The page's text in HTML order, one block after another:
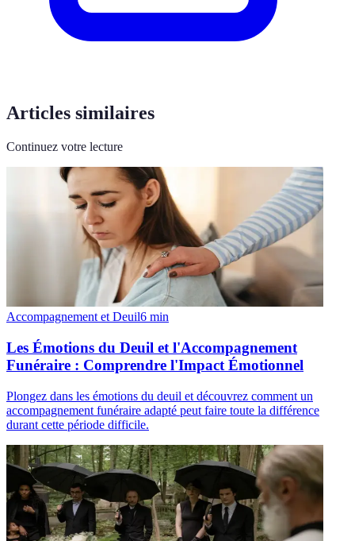
Articles similaires
Continuez votre lecture
Accompagnement et Deuil6 min
Les Émotions du Deuil et l'Accompagnement
Funéraire : Comprendre l'Impact Émotionnel
Plongez dans les émotions du deuil et découvrez comment un
accompagnement funéraire adapté peut faire toute la différence
durant cette période difficile.